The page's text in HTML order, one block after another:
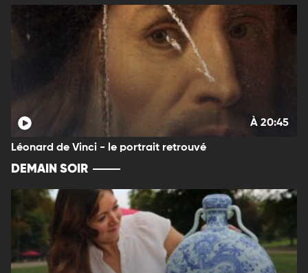
À 20:45
Léonard de Vinci - le portrait retrouvé
DEMAIN SOIR